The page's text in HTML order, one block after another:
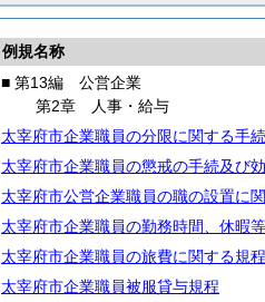
例規名称
■ 第13編 公営企業
第2章 人事・給与
太宰府市企業職員の分限に関する手
太宰府市企業職員の懲戒の手続及び
太宰府市公営企業職員の職の設置に
太宰府市企業職員の勤務時間、休暇
太宰府市企業職員の旅費に関する規程
太宰府市企業職員被服貸与規程